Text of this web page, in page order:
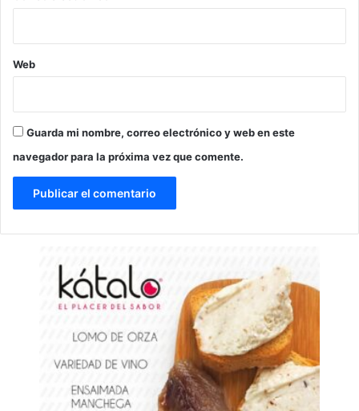
Web
Guarda mi nombre, correo electrónico y web en este
navegador para la próxima vez que comente.